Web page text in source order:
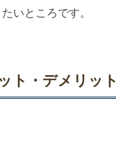
いところです。
ト・デメリット